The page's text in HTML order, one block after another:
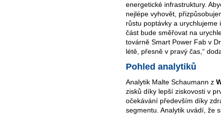
energetické infrastruktury.
nejlépe vyhovět,
růstu poptávky a urychlujeme
část bude směřovat na
továrně Smart Power Fab v
létě, přesně v pravý čas,“
Pohled analytiků
Analytik Malte Schaumann z
zisků díky lepší ziskovosti v
očekávání především díky
segmentu. Analytik uvádí, že